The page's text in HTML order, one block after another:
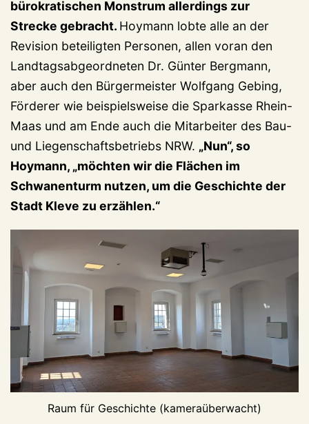
bürokratischen Monstrum allerdings zur
Strecke gebracht. Hoymann lobte alle an der
Revision beteiligten Personen, allen voran den
Landtagsabgeordneten Dr. Günter Bergmann,
aber auch den Bürgermeister Wolfgang Gebing,
Förderer wie beispielsweise die Sparkasse Rhein-
Maas und am Ende auch die Mitarbeiter des Bau-
und Liegenschaftsbetriebs NRW. „Nun“, so
Hoymann, „möchten wir die Flächen im
Schwanenturm nutzen, um die Geschichte der
Stadt Kleve zu erzählen.“
Raum für Geschichte (kameraüberwacht)